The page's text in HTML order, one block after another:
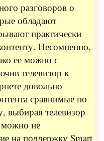
разговоров о
обладают
практически
Несомненно,
ее можно с
телевизор к
довольно
сравнимые по
выбирая телевизор
можно не
на поддержку Smart